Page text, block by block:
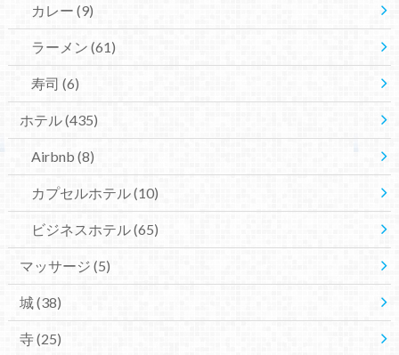
カレー (9)
ラーメン (61)
寿司 (6)
ホテル(435)
Airbnb (8)
カプセルホテル(10)
ビジネスホテル(65)
マッサージ (5)
城(38)
寺(25)